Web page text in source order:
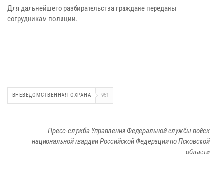
Для дальнейшего разбирательства граждане переданы
сотрудникам полиции.
ВНЕВЕДОМСТВЕННАЯ ОХРАНА 951
Пресс-служба Управления Федеральной службы войск
национальной гвардии Российской Федерации по Псковской
области